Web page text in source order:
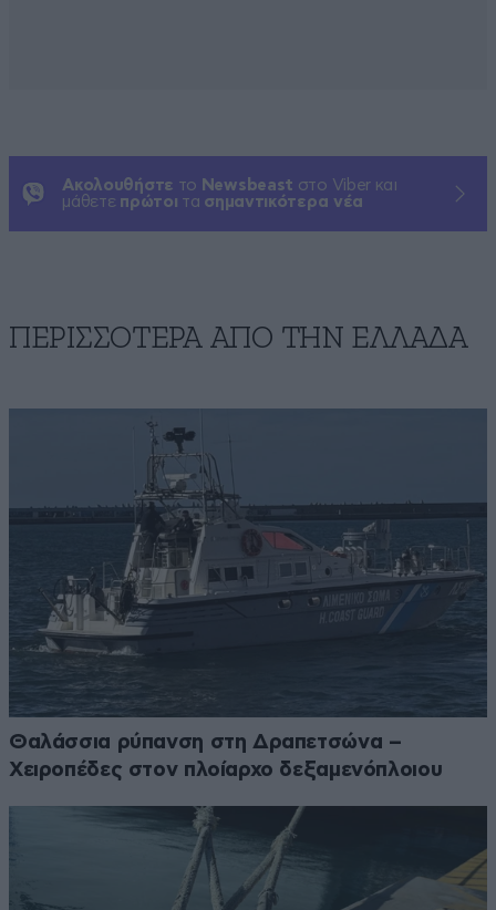
Ακολουθήστε το Newsbeast στο Viber και
μάθετε πρώτοι τα σημαντικότερα νέα
ΠΕΡΙΣΣΟΤΕΡΑ ΑΠΟ ΤΗΝ ΕΛΛΑΔΑ
Θαλάσσια ρύπανση στη Δραπετσώνα –
Χειροπέδες στον πλοίαρχο δεξαμενόπλοιου